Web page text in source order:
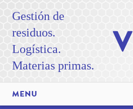
Gestión de
residuos.
Logística.
Materias primas.
MENU